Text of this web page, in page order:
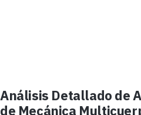
Análisis Detallado de
de Mecánica